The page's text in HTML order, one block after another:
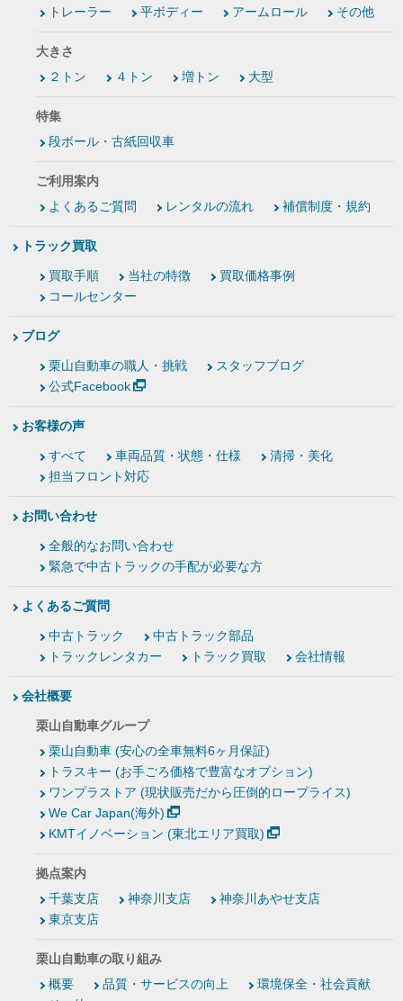
トレーラー
平ボディー アームロール その他
大きさ
２トン
４トン 増トン 大型
特集
段ボール・古紙回収車
ご利用案内
よくあるご質問
レンタルの流れ 補償制度・規約
トラック買取
買取手順 当社の特徴
買取価格事例
コールセンター
ブログ
栗山自動車の職人・挑戦
スタッフブログ
公式Facebook
お客様の声
すべて 車両品質・状態・仕様
清掃・美化
担当フロント対応
お問い合わせ
全般的なお問い合わせ
緊急で中古トラックの手配が必要な方
よくあるご質問
中古トラック
中古トラック部品
トラックレンタカー
トラック買取 会社情報
会社概要
栗山自動車グループ
栗山自動車 (安心の全車無料6ヶ月保証)
トラスキー (お手ごろ価格で豊富なオプション)
ワンプラストア (現状販売だから圧倒的ロープライス)
We Car Japan(海外)
KMTイノベーション (東北エリア買取)
拠点案内
千葉支店
神奈川支店
神奈川あやせ支店
東京支店
栗山自動車の取り組み
概要
品質・サービスの向上
環境保全・社会貢献